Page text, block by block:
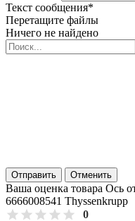
Текст сообщения*
Перетащите файлы
Ничего не найдено
Отправить Отменить
Ваша оценка товара Ось
6666008541 Thyssenkrupp
0